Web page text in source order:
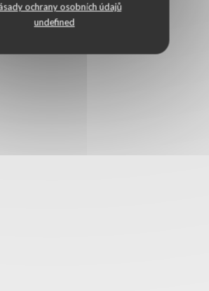
ochrany osobních údajů
undefined